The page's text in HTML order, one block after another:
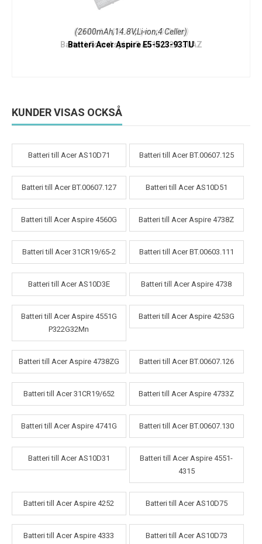
(2600mAh,14.8V,Li-ion,4 Celler)
Batteri Acer Aspire E5-523-93TU
KUNDER VISAS OCKSÅ
Batteri till Acer AS10D71 Batteri till Acer BT.00607.125
Batteri till Acer BT.00607.127 Batteri till Acer AS10D51
Batteri till Acer Aspire 4560G Batteri till Acer Aspire 4738Z
Batteri till Acer 31CR19/65-2 Batteri till Acer BT.00603.111
Batteri till Acer AS10D3E Batteri till Acer Aspire 4738
Batteri till Acer Aspire 4551G
P322G32Mn
Batteri till Acer Aspire 4253G
Batteri till Acer Aspire 4738ZG Batteri till Acer BT.00607.126
Batteri till Acer 31CR19/652 Batteri till Acer Aspire 4733Z
Batteri till Acer Aspire 4741G Batteri till Acer BT.00607.130
Batteri till Acer AS10D31
Batteri till Acer Aspire 4551-
4315
Batteri till Acer Aspire 4252 Batteri till Acer AS10D75
Batteri till Acer Aspire 4333 Batteri till Acer AS10D73